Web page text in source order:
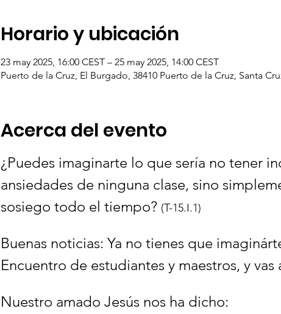
Horario y ubicación
23 may 2025, 16:00 CEST – 25 may 2025, 14:00 CEST
Puerto de la Cruz, El Burgado, 38410 Puerto de la Cruz, Santa
Acerca del evento
¿Puedes imaginarte lo que sería no tener
ansiedades de ninguna clase, sino
sosiego todo el tiempo? (T-15.I.1)
Buenas noticias: Ya no tienes que
Encuentro de estudiantes y maestros, y
Nuestro amado Jesús nos ha dicho: